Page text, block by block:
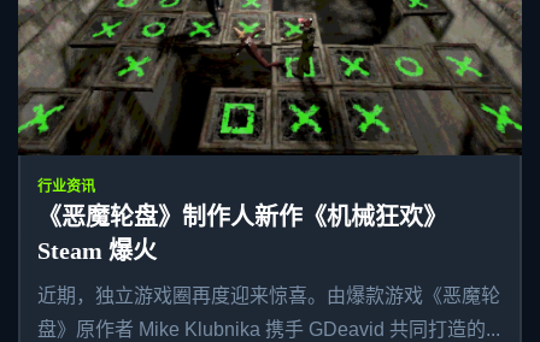
行业资讯
《恶魔轮盘》制作人新作《机械狂欢》
Steam 爆火
近期，独立游戏圈再度迎来惊喜。由爆款游戏《恶魔轮
盘》原作者 Mike Klubnika 携手 GDeavid 共同打造的...